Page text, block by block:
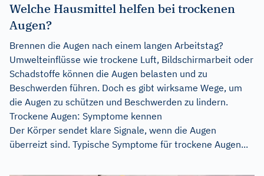
Welche Hausmittel helfen bei trockenen
Augen?
Brennen die Augen nach einem langen Arbeitstag?
Umwelteinflüsse wie trockene Luft, Bildschirmarbeit oder
Schadstoffe können die Augen belasten und zu
Beschwerden führen. Doch es gibt wirksame Wege, um
die Augen zu schützen und Beschwerden zu lindern.
Trockene Augen: Symptome kennen
Der Körper sendet klare Signale, wenn die Augen
überreizt sind. Typische Symptome für trockene Augen...